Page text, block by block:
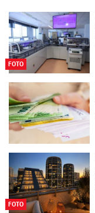
FOTO
FOTO